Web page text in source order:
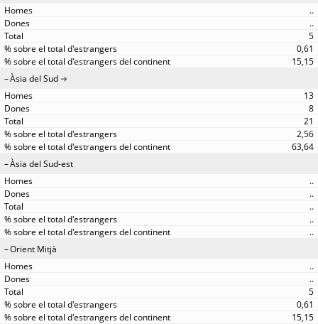
..
..
5
0,61
15,15
Àsia del Sud
13
8
21
2,56
63,64
Àsia del Sud-est
..
..
..
..
..
Orient Mitjà
..
..
5
0,61
15,15